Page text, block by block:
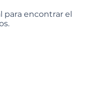
para encontrar el